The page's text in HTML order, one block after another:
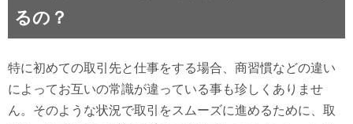
るの？
特に初めての取引先と仕事をする場合、商習慣などの違い
によってお互いの常識が違っている事も珍しくありませ
ん。そのような状況で取引をスムーズに進めるために、取